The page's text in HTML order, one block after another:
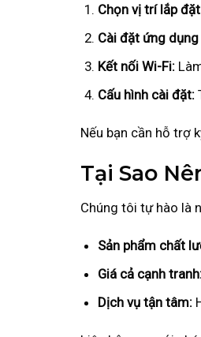
Chọn vị trí lắp
Cài đặt ứng dụng
Kết nối Wi-Fi:
Cấu hình cài đặt:
Nếu bạn cần hỗ trợ
Tại Sao
Chúng tôi tự hào là
Sản phẩm chất
Giá cả cạnh
Dịch vụ tận tâm: